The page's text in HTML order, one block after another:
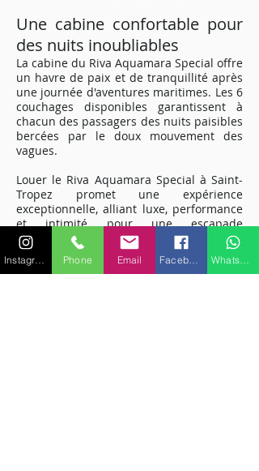
Une cabine confortable pour
des nuits inoubliables
La cabine du Riva Aquamara Special offre
un havre de paix et de tranquillité après
une journée d'aventures maritimes. Les 6
couchages disponibles garantissent à
chacun des passagers des nuits paisibles
bercées par le doux mouvement des
vagues.
Louer le Riva Aquamara Special à Saint-
Tropez promet une expérience
exceptionnelle, alliant luxe, performance
et intimité pour une escapade
mémorable sur la Méditerranée.
Embarquez pour une aventure maritime
unique et découvrez la magie de la Côte
Phone Email